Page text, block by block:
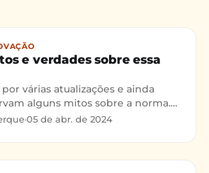
e verdades sobre essa
por várias atualizações e ainda
alguns mitos sobre a norma.
algumas duvidas sobre o
·05 de abr. de 2024